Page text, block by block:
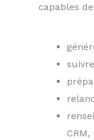
capables
CRM,